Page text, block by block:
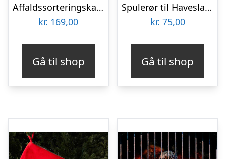
Affaldssorteringskasser 4-pak
kr. 169,00
Gå til shop
Spulerør til Haveslangen – Utenu
kr. 75,00
Gå til shop